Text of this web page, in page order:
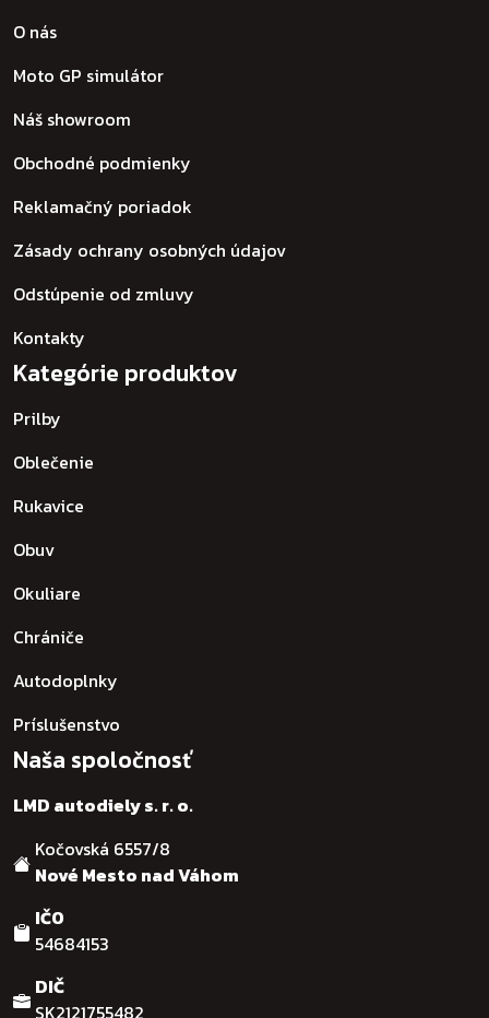
O nás
Moto GP simulátor
Náš showroom
Obchodné podmienky
Reklamačný poriadok
Zásady ochrany osobných údajov
Odstúpenie od zmluvy
Kontakty
Kategórie produktov
Prilby
Oblečenie
Rukavice
Obuv
Okuliare
Chrániče
Autodoplnky
Príslušenstvo
Naša spoločnosť
LMD autodiely s. r. o.
Kočovská 6557/8
Nové Mesto nad Váhom
IČO
54684153
DIČ
SK2121755482